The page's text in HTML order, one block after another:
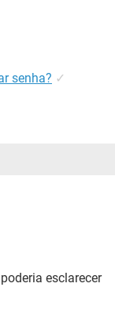
senha? ✓
esclarecer